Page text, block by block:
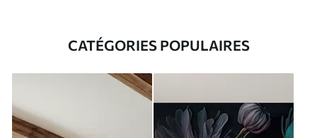
CATÉGORIES POPULAIRES